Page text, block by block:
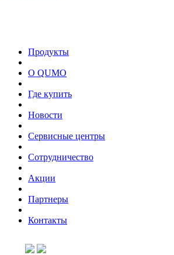
Продукты
О QUMO
Где купить
Новости
Сервисные центры
Сотрудничество
Акции
Партнеры
Контакты